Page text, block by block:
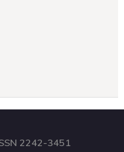
2242-3451